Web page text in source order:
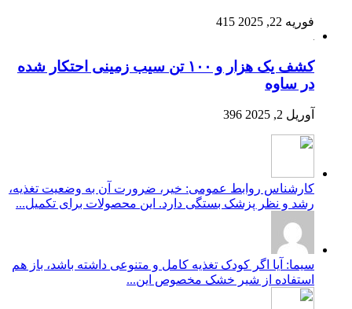
فوریه 22, 2025 415
کشف یک هزار و ۱۰۰ تن سیب زمینی احتکار شده
در ساوه
آوریل 2, 2025 396
کارشناس روابط عمومی: خیر، ضرورت آن به وضعیت تغذیه،
رشد و نظر پزشک بستگی دارد. این محصولات برای تکمیل...
سیما: آیا اگر کودک تغذیه کامل و متنوعی داشته باشد، باز هم
استفاده از شیر خشک مخصوص این...